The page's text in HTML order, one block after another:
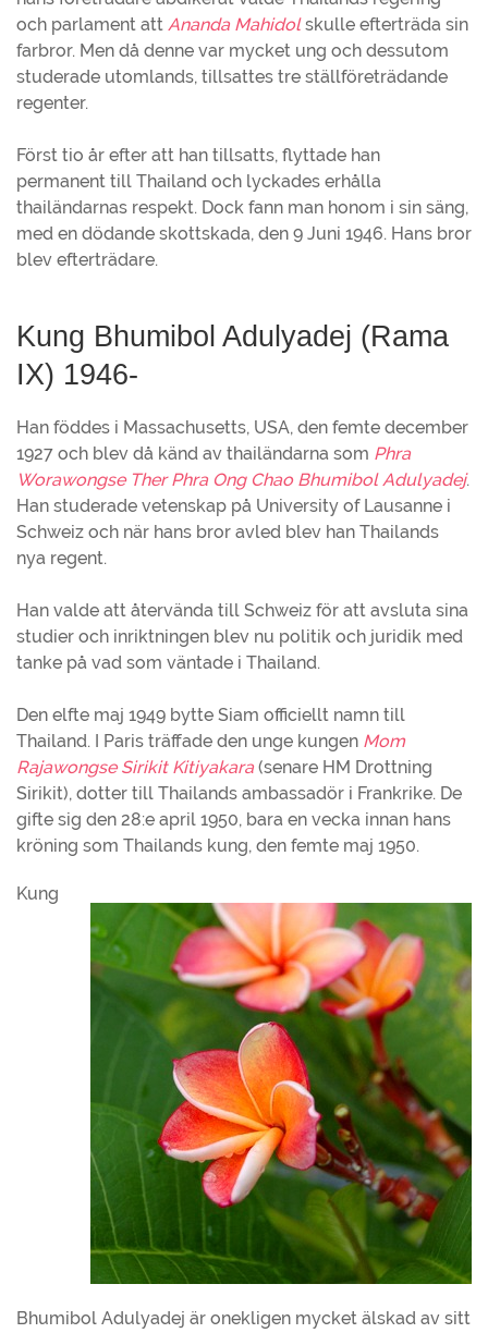
och parlament att Ananda Mahidolskulle efterträda sin
farbror. Men då denne var mycket ung och dessutom
studerade utomlands, tillsattes tre ställföreträdande
regenter.
Först tio år efter att han tillsatts, flyttade han
permanent till Thailand och lyckades erhålla
thailändarnas respekt. Dock fann man honom i sin säng,
med en dödande skottskada, den 9 Juni 1946. Hans bror
blev efterträdare.
Kung Bhumibol Adulyadej (Rama
IX) 1946-
Han föddes i Massachusetts, USA, den femte december
1927 och blev då känd av thailändarna som Phra
Worawongse Ther Phra Ong Chao Bhumibol Adulyadej.
Han studerade vetenskap på University of Lausanne i
Schweiz och när hans bror avled blev han Thailands
nya regent.
Han valde att återvända till Schweiz för att avsluta sina
studier och inriktningen blev nu politik och juridik med
tanke på vad som väntade i Thailand.
Den elfte maj 1949 bytte Siam officiellt namn till
Thailand. I Paris träffade den unge kungen Mom
Rajawongse Sirikit Kitiyakara(senare HM Drottning
Sirikit), dotter till Thailands ambassadör i Frankrike. De
gifte sig den 28:e april 1950, bara en vecka innan hans
kröning som Thailands kung, den femte maj 1950.
Kung
Bhumibol Adulyadej är onekligen mycket älskad av sitt